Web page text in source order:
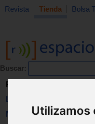
Utilizamos
Revista Tienda Bolsa
Buscar:
Revista
Libros
Material